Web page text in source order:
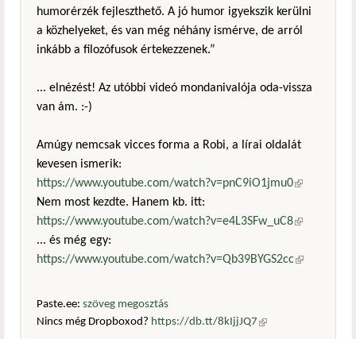
humorérzék fejleszthető. A jó humor igyekszik kerülni
a közhelyeket, és van még néhány ismérve, de arról
inkább a filozófusok értekezzenek.”
... elnézést! Az utóbbi videó mondanivalója oda-vissza
van ám. :-)
Amúgy nemcsak vicces forma a Robi, a lírai oldalát
kevesen ismerik:
https://www.youtube.com/watch?v=pnC9iO1jmu0(külső
Nem most kezdte. Hanem kb. itt:
https://www.youtube.com/watch?v=e4L3SFw_uC8(külső
... és még egy:
https://www.youtube.com/watch?v=Qb39BYGS2cc(külső
Paste.ee: szöveg megosztás
Nincs még Dropboxod? https://db.tt/8kIjjJQ7 (külső